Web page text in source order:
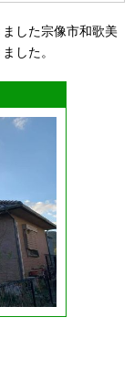
した宗像市和歌美
した。